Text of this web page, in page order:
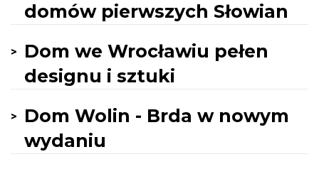
domów pierwszych Słowian
Dom we Wrocławiu pełen
designu i sztuki
Dom Wolin - Brda w nowym
wydaniu